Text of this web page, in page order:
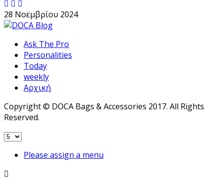
28 Νοεμβρίου 2024
Ask The Pro
Personalities
Today
weekly
Αρχική
Copyright © DOCA Bags & Accessories 2017. All Rights
Reserved.
Please assign a menu